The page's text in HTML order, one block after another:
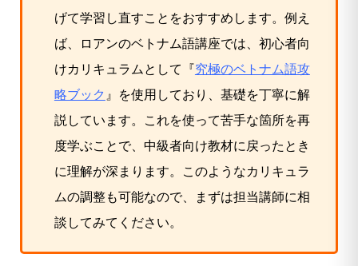
げて学習し直すことをおすすめします。例え
ば、ロアンのベトナム語講座では、初心者向
けカリキュラムとして『究極のベトナム語攻
略ブック 』を使用しており、基礎を丁寧に解
説しています。これを使って苦手な箇所を再
度学ぶことで、中級者向け教材に戻ったとき
に理解が深まります。このようなカリキュラ
ムの調整も可能なので、まずは担当講師に相
談してみてください。